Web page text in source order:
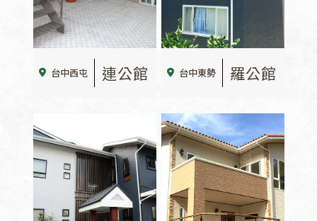
台中西屯 連公館 台中東勢 羅公館